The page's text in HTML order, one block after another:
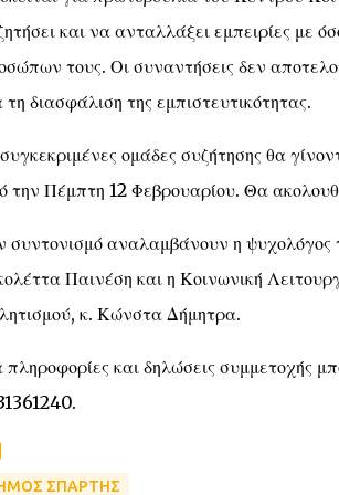
και να ανταλλάξει εμπειρίες με
τους. Οι συναντήσεις δεν
τη διασφάλιση της εμπιστευτικότητας.
ομάδες συζήτησης θα
την Πέμπτη 12 Φεβρουαρίου. Θα
συντονισμό αναλαμβάνουν η ψυχολόγος
Παινέση και η Κοινωνική
κ. Κώνστα Δήμητρα.
πληροφορίες και δηλώσεις συμμετοχής
ΣΠΑΡΤΗΣ